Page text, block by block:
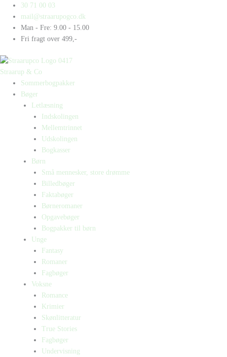
indholdet
30 71 00 03
mail@straarupogco.dk
Man - Fre: 9.00 - 15.00
Fri fragt over 499,-
Straarup & Co
Sommerbogpakker
Bøger
Letlæsning
Indskolingen
Mellemtrinnet
Udskolingen
Bogkasser
Børn
Små mennesker, store drømme
Billedbøger
Faktabøger
Børneromaner
Opgavebøger
Bogpakker til børn
Unge
Fantasy
Romaner
Fagbøger
Voksne
Romance
Krimier
Skønlitteratur
True Stories
Fagbøger
Undervisning
Products
search
Products
search